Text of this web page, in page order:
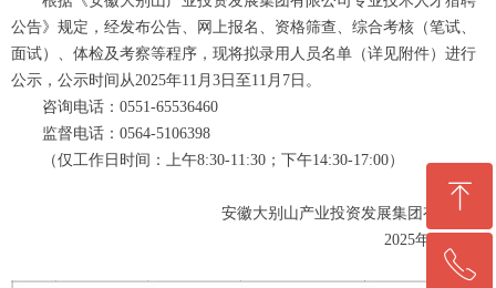
公告》规定，经发布公告、网上报名、资格筛查、综合考核（笔试、
面试）、体检及考察等程序，现将拟录用人员名单（详见附件）进行
公示，公示时间从2025年11月3日至11月7日。
咨询电话：0551-65536460
监督电话：0564-5106398
（仅工作日时间：上午8:30-11:30；下午14:30-17:00）
安徽大别山产业投资发展集团有限公司
2025年11月3日
ꁸ
回到顶部
ꂅ